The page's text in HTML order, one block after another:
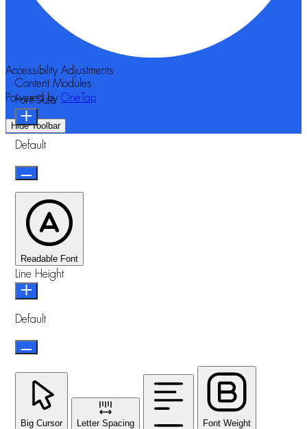
Accessibility Adjustments
Powered by OneTap
Hide Toolbar
Content Modules
Font Size
Default
Readable Font
Line Height
Default
Big Cursor Letter Spacing Font Weight